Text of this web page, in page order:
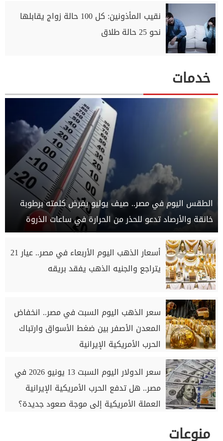
نقيب المأذونين: كل 100 حالة زواج يقابلها
نحو 25 حالة طلاق
خدمات
الطقس اليوم في مصر.. صيف يوليو يفرض كلمته برطوبة
خانقة والأرصاد تدعو للحذر من الحرارة في ساعات الذروة
أسعار الذهب اليوم الأربعاء في مصر.. عيار 21
يتراجع والجنيه الذهب يفقد بريقه
سعر الذهب اليوم السبت في مصر.. انخفاض
المعدن الأصفر بين ضغط الأسواق وارتباك
الحرب الأمريكية الإيرانية
سعر الدولار اليوم السبت 13 يونيو 2026 في
مصر.. هل تدفع الحرب الأمريكية الإيرانية
العملة الأمريكية إلى موجة صعود جديدة؟
منوعات